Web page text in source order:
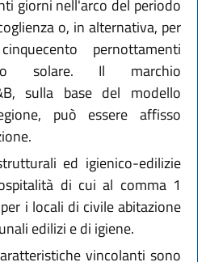
giorni nell'arco del periodo
o, in alternativa, per
pernottamenti
solare. Il marchio
sulla base del modello
può essere affisso
ed igienico-edilizie
di cui al comma 1
i locali di civile abitazione
edilizi e di igiene.
vincolanti sono